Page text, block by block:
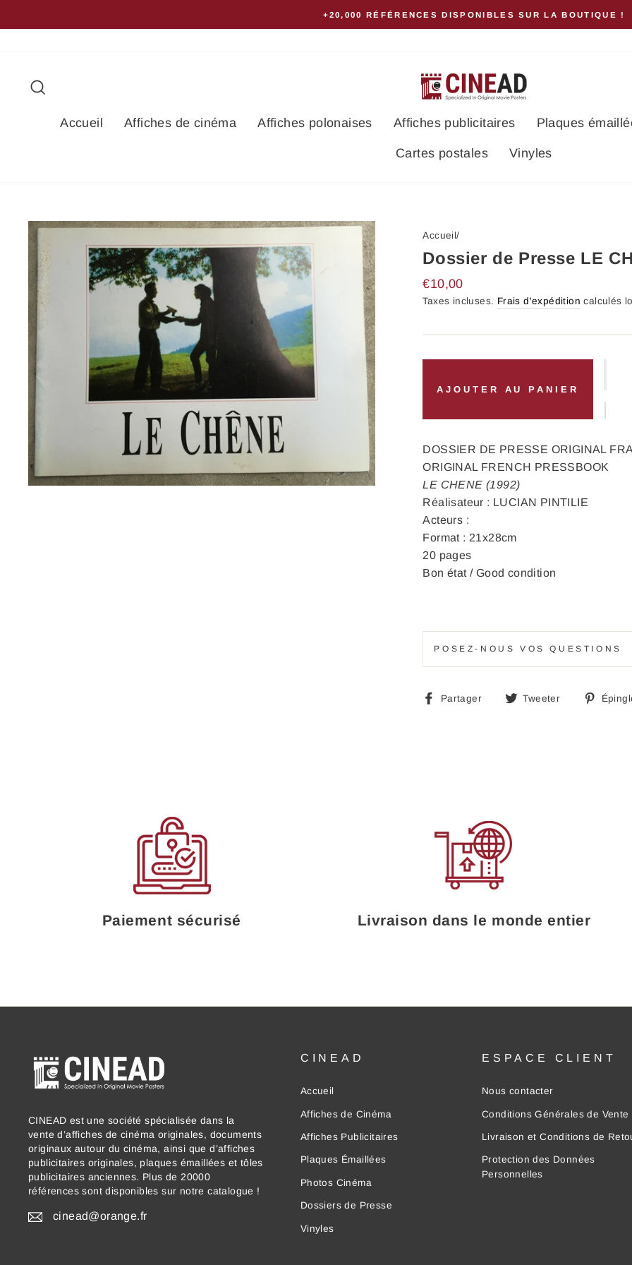
au
+20,000 RÉFÉRENCES DISPONIBLES SUR LA BOUTIQUE !
Accueil Affiches de cinéma Affiches polonaises Affiches publicitaires Plaques
Cartes postales Vinyles
Accueil/
Dossier de Presse LE
Prix
régulier
€10,00
Taxes incluses. Frais d'expédition calculés
AJOUTER AU PANIER
DOSSIER DE PRESSE ORIGINAL
ORIGINAL FRENCH PRESSBOOK
LE CHENE (1992)
Réalisateur : LUCIAN PINTILIE
Acteurs :
Format : 21x28cm
20 pages
Bon état / Good condition
POSEZ-NOUS VOS QUESTIONS
Partager
PartagerTweeter
Tweeter
Paiement sécurisé Livraison dans le monde entier
CINEAD est une société spécialisée dans la
vente d’affiches de cinéma originales, documents
originaux autour du cinéma, ainsi que d’affiches
publicitaires originales, plaques émaillées et tôles
publicitaires anciennes. Plus de 20000
références sont disponibles sur notre catalogue !
cinead@orange.fr
CINEAD
Accueil
Affiches de Cinéma
Affiches Publicitaires
Plaques Émaillées
Photos Cinéma
Dossiers de Presse
Vinyles
ESPACE CLIENT
Nous contacter
Conditions Générales de Vente
Livraison et Conditions de
Protection des Données
Personnelles